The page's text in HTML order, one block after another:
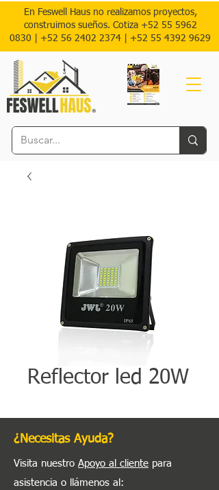
En Feswell Haus no realizamos proyectos,
construimos sueños. Cotiza +52 55 5962
0830
+52 56 2402 2374 | +52 55 4392 9629
Reflector led 20W
¿Necesitas Ayuda?
Visita nuestro Apoyo al cliente para
asistencia o llámenos al :